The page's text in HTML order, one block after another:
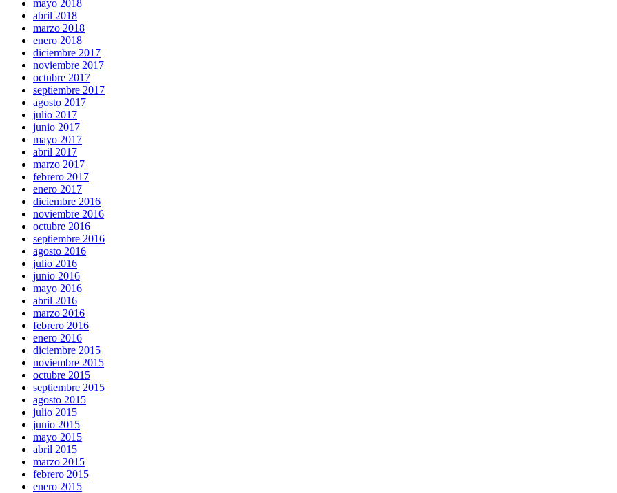
mayo 2018
abril 2018
marzo 2018
enero 2018
diciembre 2017
noviembre 2017
octubre 2017
septiembre 2017
agosto 2017
julio 2017
junio 2017
mayo 2017
abril 2017
marzo 2017
febrero 2017
enero 2017
diciembre 2016
noviembre 2016
octubre 2016
septiembre 2016
agosto 2016
julio 2016
junio 2016
mayo 2016
abril 2016
marzo 2016
febrero 2016
enero 2016
diciembre 2015
noviembre 2015
octubre 2015
septiembre 2015
agosto 2015
julio 2015
junio 2015
mayo 2015
abril 2015
marzo 2015
febrero 2015
enero 2015